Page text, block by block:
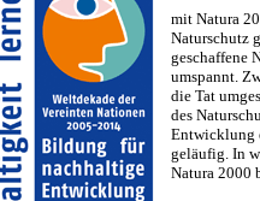
mit Natura
Naturschutz
geschaffene
umspannt.
die Tat
des
Entwicklung
geläufig. In
Natura 2000